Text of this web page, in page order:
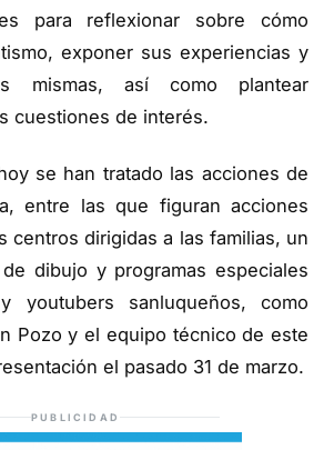
para reflexionar sobre cómo
exponer sus experiencias y
mismas, así como plantear
cuestiones de interés.
se han tratado las acciones de
, entre las que figuranacciones
centros dirigidas a las familias, un
dibujo y programas especiales
y youtubers sanluqueños, como
Pozo y el equipo técnico de este
el pasado 31 de marzo.
PUBLICIDAD